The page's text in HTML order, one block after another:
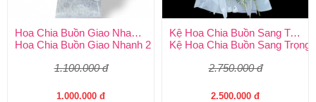
Hoa Chia Buồn Giao Nhanh 2 Giờ
Hoa Chia Buồn Giao Nhanh 2 Giờ – Dịch Vụ Uy Tín Tại Huy
1.100.000 đ
1.000.000 đ
Kệ Hoa Chia Buồn Sang Trọng
Kệ Hoa Chia Buồn Sang
2.750.000 đ
2.500.000 đ